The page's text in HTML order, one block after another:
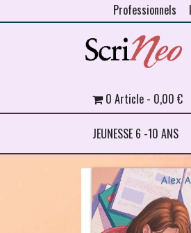
Professionnels
JEUNESSE 6 -10 ANS
0 Article 0,00 €